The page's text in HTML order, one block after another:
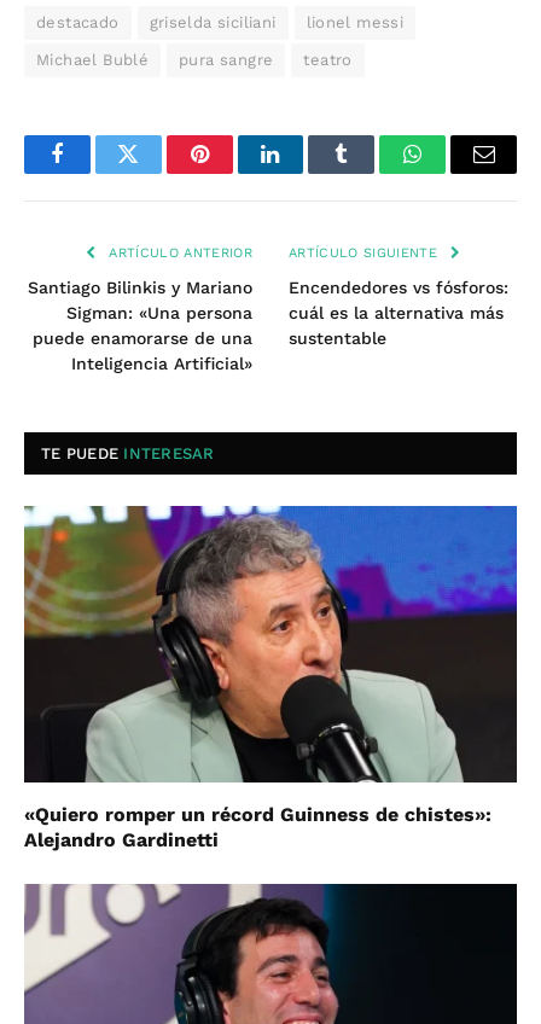
destacado griselda siciliani lionel messi
Michael Bublé pura sangre teatro
FacebookTwitter PinterestLinkedInTumblr WhatsAppEmail
ARTÍCULO ANTERIOR
Santiago Bilinkis y Mariano
Sigman: «Una persona
puede enamorarse de una
Inteligencia Artificial»
ARTÍCULO SIGUIENTE
Encendedores vs fósforos:
cuál es la alternativa más
sustentable
TE PUEDE INTERESAR
«Quiero romper un récord Guinness de chistes»:
Alejandro Gardinetti